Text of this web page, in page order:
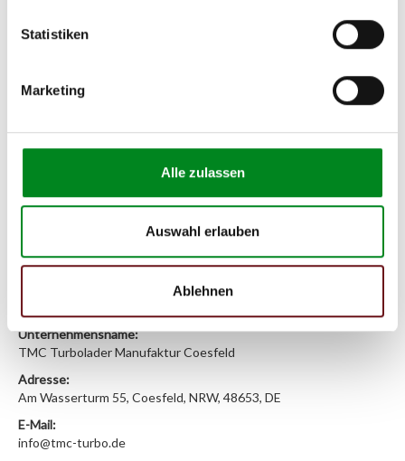
Statistiken
Marketing
Alle zulassen
Auswahl erlauben
Ablehnen
Zur exakten Fahrzeug-Identifizierung können Sie auch unseren
(2.1) und zu 3 (2.2) oder
Passendes Fahrzeug nicht dabei?
Fahrzeug-Suche für AT-Lenkgetriebe
Oder einfachim Chatnachfragen.
Hersteller/EU Verantwortliche
Unternehmensname:
TMC Turbolader Manufaktur Coesfeld
Adresse:
Am Wasserturm 55, Coesfeld, NRW, 48653, DE
E-Mail:
info@tmc-turbo.de